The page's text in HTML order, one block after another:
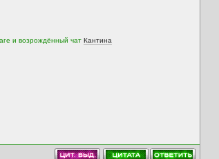
и возрождённый чатКантина